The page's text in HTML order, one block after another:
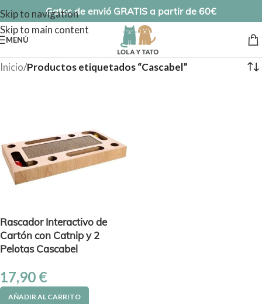
Skip to navigation
Skip to main content
Gatos de envió GRATIS a partir de 60€
MENÚ
Inicio/Productos etiquetados “Cascabel”
Rascador Interactivo de
Cartón con Catnip y 2
Pelotas Cascabel
17,90 €
AÑADIR AL CARRITO